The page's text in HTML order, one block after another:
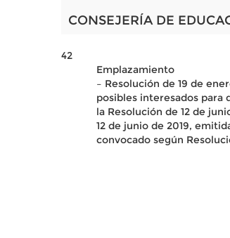
CONSEJERÍA DE
42
Emplazamiento
– Resolución de 19 de
posibles interesados
la Resolución de 12 de
12 de junio de 2019,
convocado según